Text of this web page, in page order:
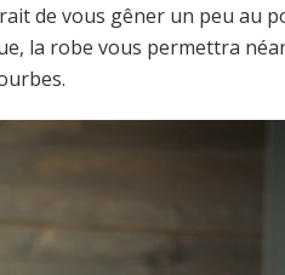
de vous gêner un peu au
la robe vous permettra